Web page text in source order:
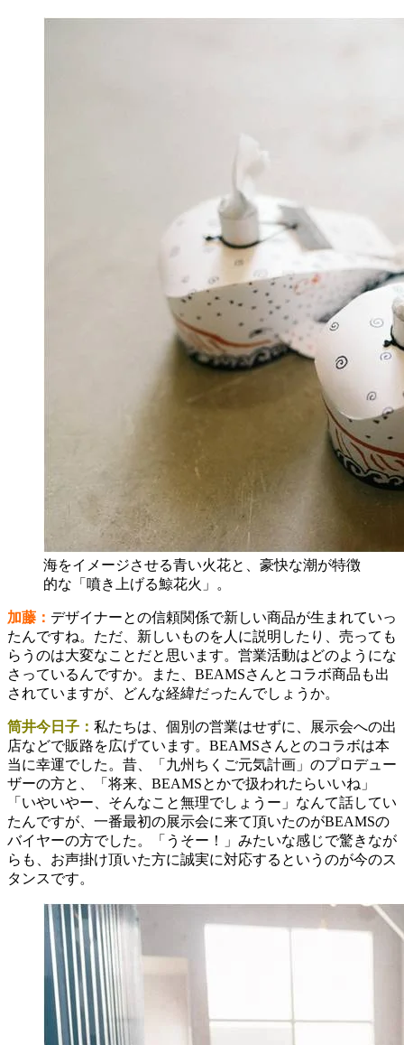
海をイメージさせる青い火花と、豪快な潮が特徴
的な「噴き上げる鯨花火」。
加藤： デザイナーとの信頼関係で新しい商品が生まれていっ
たんですね。ただ、新しいものを人に説明したり、売っても
らうのは大変なことだと思います。営業活動はどのようにな
さっているんですか。また、BEAMSさんとコラボ商品も出
されていますが、どんな経緯だったんでしょうか。
筒井今日子： 私たちは、個別の営業はせずに、展示会への出
店などで販路を広げています。BEAMSさんとのコラボは本
当に幸運でした。昔、「九州ちくご元気計画」のプロデュー
ザーの方と、「将来、BEAMSとかで扱われたらいいね」
「いやいやー、そんなこと無理でしょうー」なんて話してい
たんですが、一番最初の展示会に来て頂いたのがBEAMSの
バイヤーの方でした。「うそー！」みたいな感じで驚きなが
らも、お声掛け頂いた方に誠実に対応するというのが今のス
タンスです。